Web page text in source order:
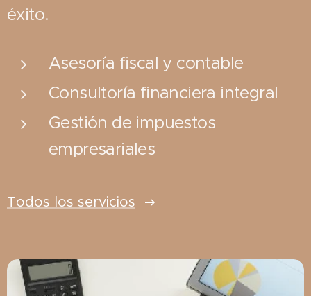
éxito.
Asesoría fiscal y contable
Consultoría financiera integral
Gestión de impuestos
empresariales
Todos los servicios